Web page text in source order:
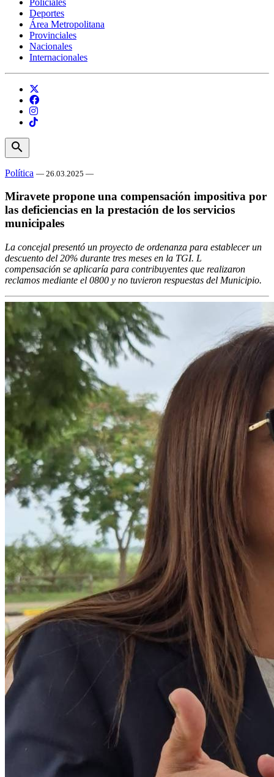
Deportes
Área Metropolitana
Provinciales
Nacionales
Internacionales
search
Política — 26.03.2025 —
Miravete propone una compensación impositiva por
las deficiencias en la prestación de los servicios
municipales
La concejal presentó un proyecto de ordenanza para establecer un
descuento del 20% durante tres meses en la TGI. L
compensación se aplicaría para contribuyentes que realizaron
reclamos mediante el 0800 y no tuvieron respuestas del Municipio.